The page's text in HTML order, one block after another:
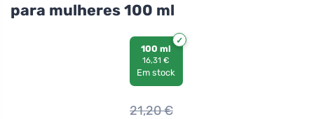
para mulheres 100 ml
100 ml
16,31 €
Em stock
21,20€